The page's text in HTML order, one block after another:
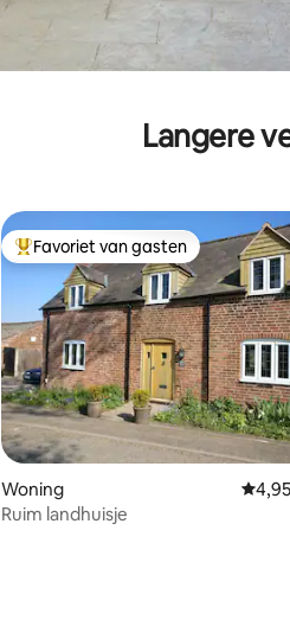
Langere
Topfavoriet van gasten
Favoriet van gasten
Woning
Ruim landhuisje